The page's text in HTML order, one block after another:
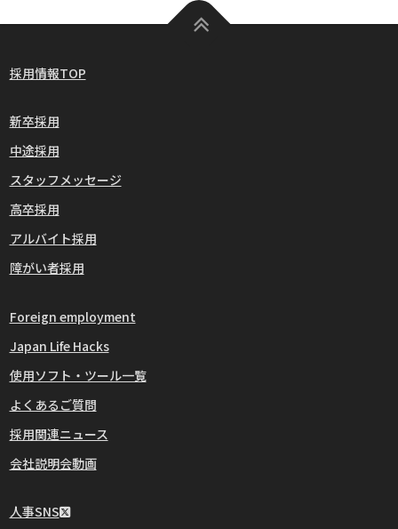
採用情報TOP
新卒採用
中途採用
スタッフメッセージ
高卒採用
アルバイト採用
障がい者採用
Foreign employment
Japan Life Hacks
使用ソフト・ツール一覧
よくあるご質問
採用関連ニュース
会社説明会動画
人事SNS